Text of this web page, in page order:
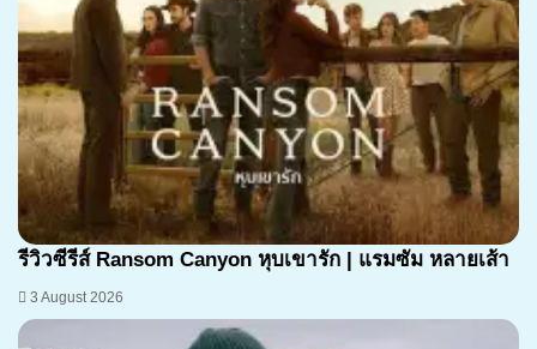
7.1
รีวิวซีรีส์ Ransom Canyon หุบเขารัก | แรมซัม หลายเส้า
3 August 2026